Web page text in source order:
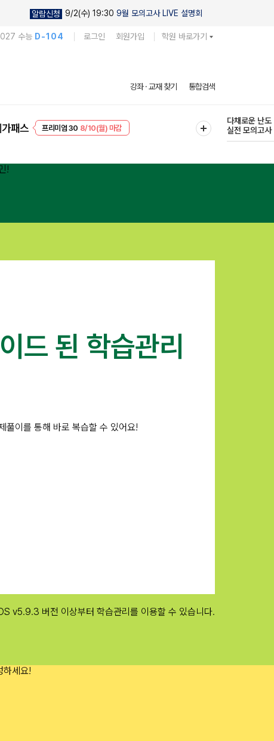
알람신청 9/2(수) 19:30 9월 모의고사 LIVE 설명회
수능 D-104 로그인 회원가입 학원 바로가기
강좌 · 교재 찾기 통합검색
가패스 프리미엄 30 8/10(월) 마감
EVENT 8/10(월) 마감
다채로운 난도
실전 모의고사
드 된 학습관리
v5.9.3 버전 이상부터 학습관리를 이용할 수 있습니다.